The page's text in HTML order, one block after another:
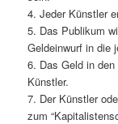
4. Jeder Künstler
5. Das Publikum
Geldeinwurf in die
6. Das Geld in
Künstler.
7. Der Künstler
zum